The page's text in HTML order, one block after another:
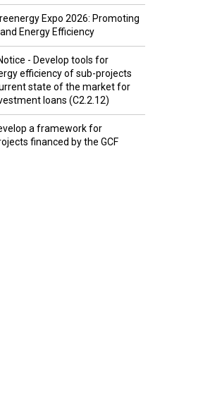
Expo 2026: Promoting
Energy Efficiency
- Develop tools for
efficiency of sub-projects
state of the market for
loans (C2.2.12)
a framework for
financed by the GCF